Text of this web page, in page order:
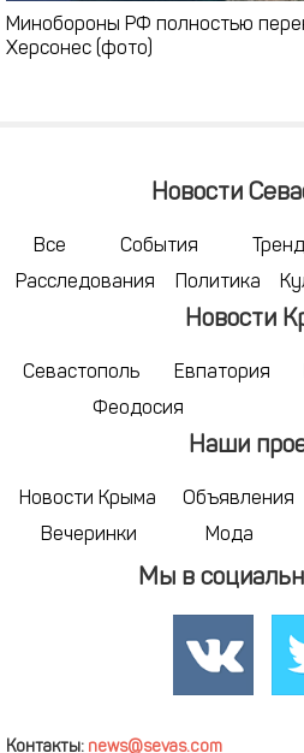
Минобороны РФ полностью
Херсонес (фото)
Новости
Все События
Расследования
Политика
Новости
Севастополь Евпатория
Феодосия
Наши
Новости Крыма Объявления
Вечеринки
Мода
Мы в
Контакты: news@sevas.com